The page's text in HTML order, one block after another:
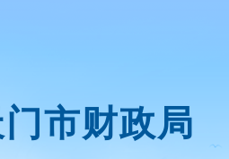
市财政局